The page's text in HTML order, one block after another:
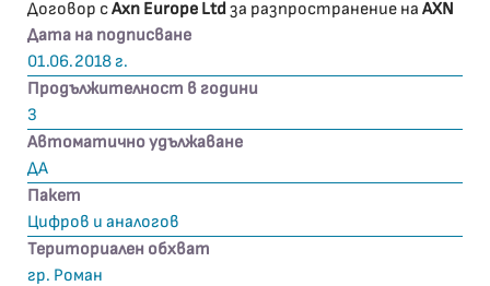
Договор сAxn Europe Ltdза разпространение на AXN
Дата на подписване
01.06.2018 г.
Продължителност в години
3
Автоматично удължаване
ДА
Пакет
Цифров и аналогов
Териториален обхват
гр. Роман